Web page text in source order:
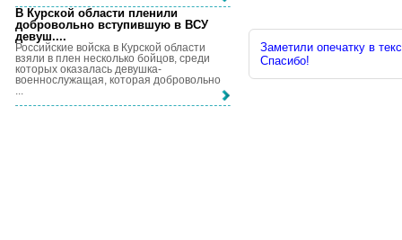
Заметили опечатку в
Спасибо!
В Курской области пленили
добровольно вступившую в ВСУ
девуш....
Российские войска в Курской области
взяли в плен несколько бойцов, среди
которых оказалась девушка-
военнослужащая, которая добровольно
...